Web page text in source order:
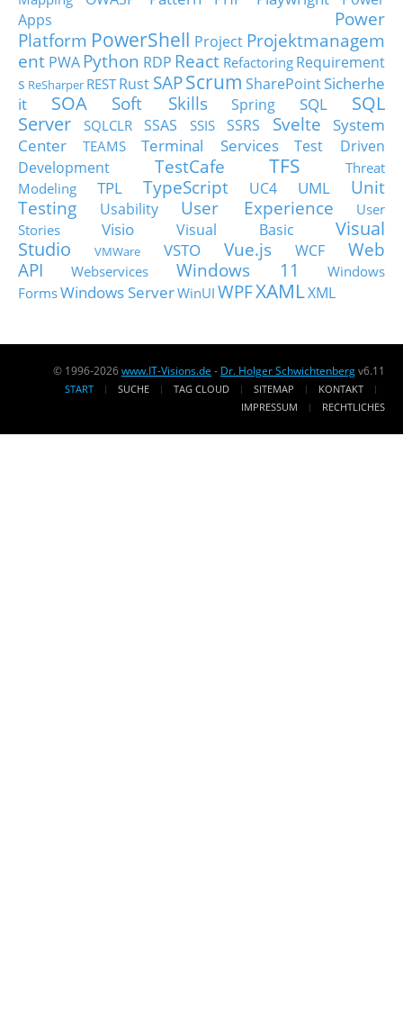
Apps
Power
Platform PowerShell Project Projektmanagem
ent PWA Python RDP React Refactoring Requirement
s ReSharper RESTRust SAPScrum SharePointSicherhe
it
SOA Soft Skills Spring SQL
SQL
Server
SQLCLR SSAS SSIS SSRS Svelte
System
Center
TEAMS Terminal Services
Test Driven
Development
TestCafe TFS
Threat
Modeling
TPL TypeScript UC4 UML
Unit
Testing
Usability User Experience
User
Stories
Visio Visual Basic
Visual
Studio
VMWare VSTO Vue.js WCF
Web
API
Webservices Windows 11
Windows
FormsWindows ServerWinUI WPFXAMLXML
© 1996-2026www.IT-Visions.de - Dr. Holger Schwichtenbergv6.11
START SUCHE TAG CLOUD SITEMAP
KONTAKT
IMPRESSUM
RECHTLICHES